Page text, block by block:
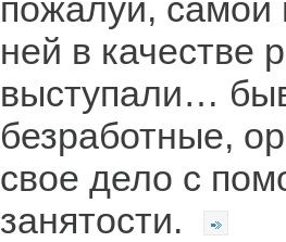
пожалуй,
ней в качестве
выступали…
безработные,
свое дело с
занятости.